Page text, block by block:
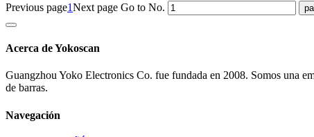
Previous page1Next page Go to No.
Acerca de Yokoscan
Guangzhou Yoko Electronics Co. fue fundada en 2008. Somos una
de barras.
Navegación